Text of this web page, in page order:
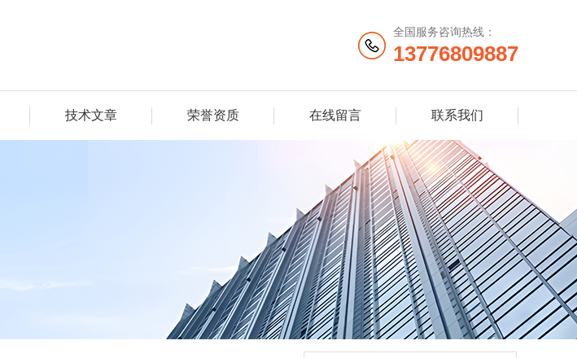
全国服务咨询热线：
13776809887
技术文章 荣誉资质 在线留言 联系我们